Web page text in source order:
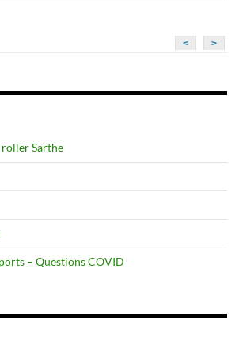
< >
Sarthe
– Questions COVID